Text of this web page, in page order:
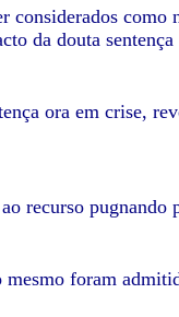
considerados
da douta sentença
ora em crise,
recurso pugnando
mesmo foram